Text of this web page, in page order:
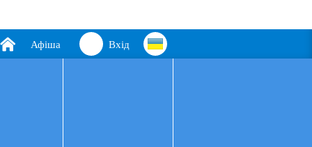
Вхід
Афіша